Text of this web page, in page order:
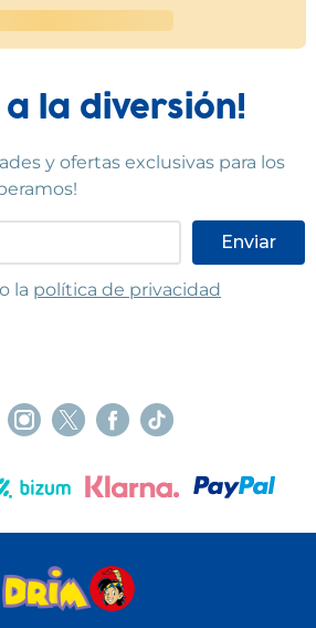
a la diversión!
y ofertas exclusivas para los
Enviar
condiciones
la política de privacidad